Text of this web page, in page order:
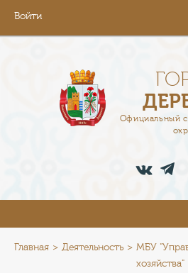
Войти
Официальный
АДМИНИСТРАЦИЯ
ПРЕСС-ЦЕНТР
Главная Деятельность
МБУ
хозяйства"